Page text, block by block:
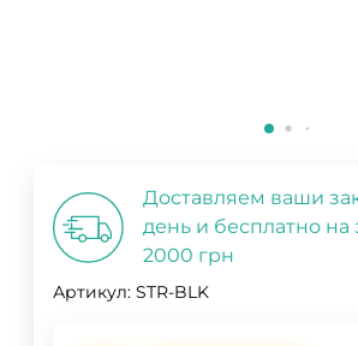
Доставляем ваши
день и бесплатно на
2000 грн
Артикул: STR-BLK